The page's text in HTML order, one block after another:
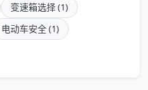
变速箱选择 (1)
电动车安全 (1)